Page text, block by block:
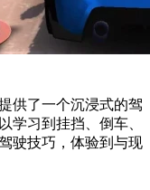
供了一个沉浸式的驾
学习到挂挡、倒车、
驶技巧，体验到与现